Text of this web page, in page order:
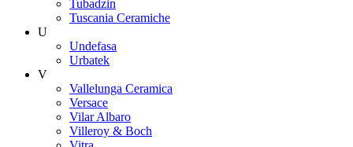
Tubadzin
Tuscania Ceramiche
U
Undefasa
Urbatek
V
Vallelunga Ceramica
Versace
Vilar Albaro
Villeroy & Boch